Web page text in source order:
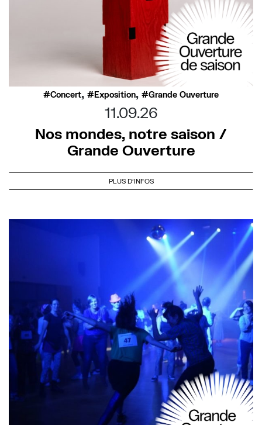
Concert, Exposition, Grande Ouverture
11.09.26
Nos mondes, notre saison /
Grande Ouverture
PLUS D'INFOS